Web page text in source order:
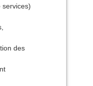
services)
des